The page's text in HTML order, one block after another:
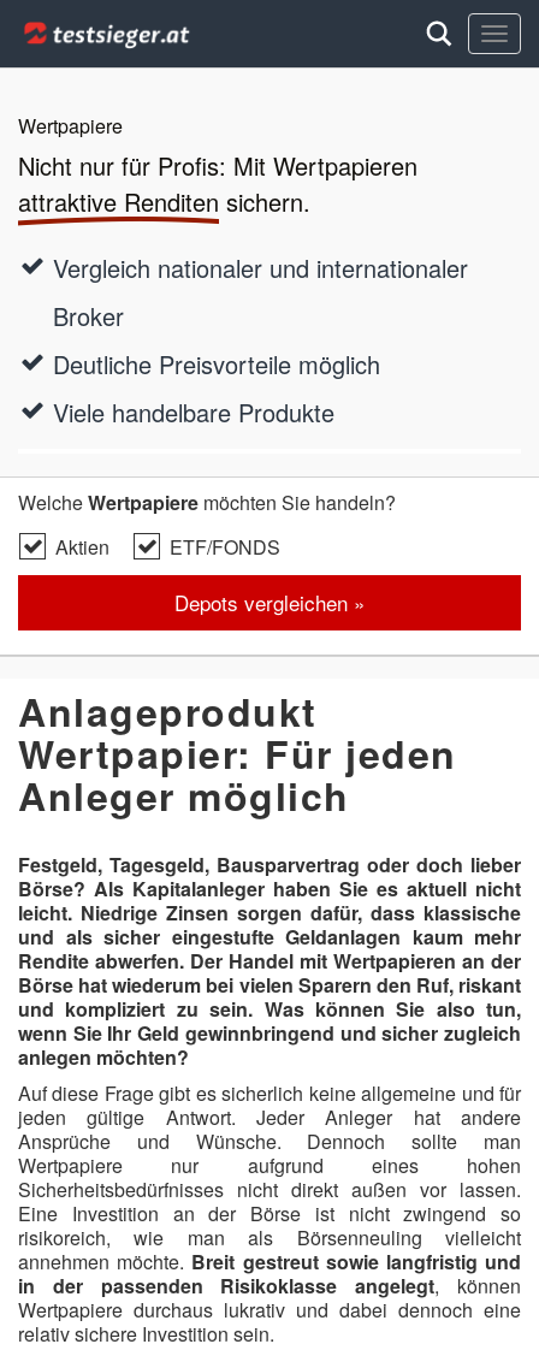
Inhalt
Wertpapiere
Nicht nur für Profis: Mit Wertpapieren
attraktive Renditen sichern.
Vergleich nationaler und internationaler
Broker
Deutliche Preisvorteile möglich
Viele handelbare Produkte
WelcheWertpapiere möchten Sie handeln?
Aktien
ETF/FONDS
Depots vergleichen »
Anlageprodukt
Wertpapier: Für jeden
Anleger möglich
Festgeld, Tagesgeld, Bausparvertrag oder doch lieber
Börse? Als Kapitalanleger haben Sie es aktuell nicht
leicht. Niedrige Zinsen sorgen dafür, dass klassische
und als sicher eingestufte Geldanlagen kaum mehr
Rendite abwerfen. Der Handel mit Wertpapieren an der
Börse hat wiederum bei vielen Sparern den Ruf, riskant
und kompliziert zu sein. Was können Sie also tun,
wenn Sie IhrGeld gewinnbringend und sicher zugleich
anlegen möchten?
Auf diese Frage gibt es sicherlich keine allgemeine und für
jeden gültige Antwort. Jeder Anleger hat andere
Ansprüche und Wünsche. Dennoch sollte man
Wertpapiere nur aufgrund eines hohen
Sicherheitsbedürfnisses nicht direkt außen vor lassen.
Eine Investition an der Börse ist nicht zwingend so
risikoreich, wie man als Börsenneuling vielleicht
annehmen möchte. Breit gestreut sowie langfristig und
in der passenden Risikoklasse angelegt, können
Wertpapiere durchaus lukrativ und dabei dennoch eine
relativ sichere Investition sein.